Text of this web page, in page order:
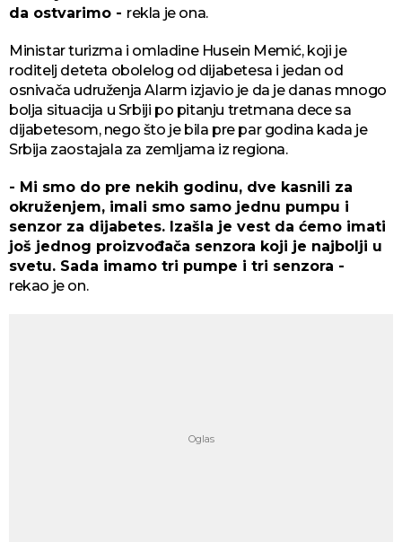
da ostvarimo - rekla je ona.
Ministar turizma i omladine Husein Memić, koji je
roditelj deteta obolelog od dijabetesa i jedan od
osnivača udruženja Alarm izjavio je da je danas mnogo
bolja situacija u Srbiji po pitanju tretmana dece sa
dijabetesom, nego što je bila pre par godina kada je
Srbija zaostajala za zemljama iz regiona.
- Mi smo do pre nekih godinu, dve kasnili za
okruženjem, imali smo samo jednu pumpu i
senzor za dijabetes. Izašla je vest da ćemo imati
još jednog proizvođača senzora koji je najbolji u
svetu. Sada imamo tri pumpe i tri senzora -
rekao je on.